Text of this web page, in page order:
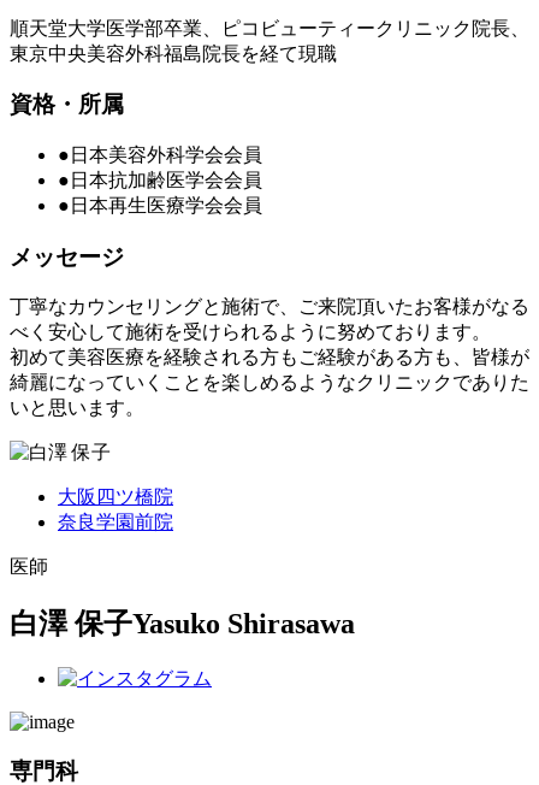
順天堂大学医学部卒業、ピコビューティークリニック院長、
東京中央美容外科福島院長を経て現職
資格・所属
●日本美容外科学会会員
●日本抗加齢医学会会員
●日本再生医療学会会員
メッセージ
丁寧なカウンセリングと施術で、ご来院頂いたお客様がなる
べく安心して施術を受けられるように努めております。
初めて美容医療を経験される方もご経験がある方も、皆様が
綺麗になっていくことを楽しめるようなクリニックでありた
いと思います。
大阪四ツ橋院
奈良学園前院
医師
白澤 保子Yasuko Shirasawa
専門科